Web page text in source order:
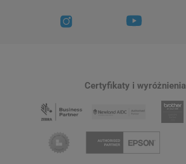
Certyfikaty i wyróżnienia